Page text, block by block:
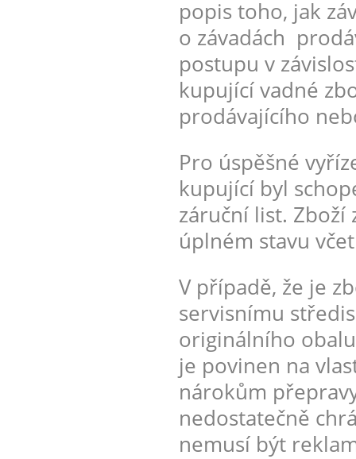
popis toho, jak
o závadách
postupu v
kupující vadné
prodávajícího
Pro úspěšné
kupující byl
záruční list. Zboží
úplném stavu
V případě, že je
servisnímu
originálního
je povinen na
nárokům
nedostatečně
nemusí být